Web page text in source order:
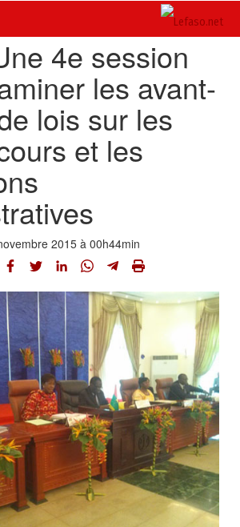
4e session
les avant-
lois sur les
et les
2015 à 00h44min